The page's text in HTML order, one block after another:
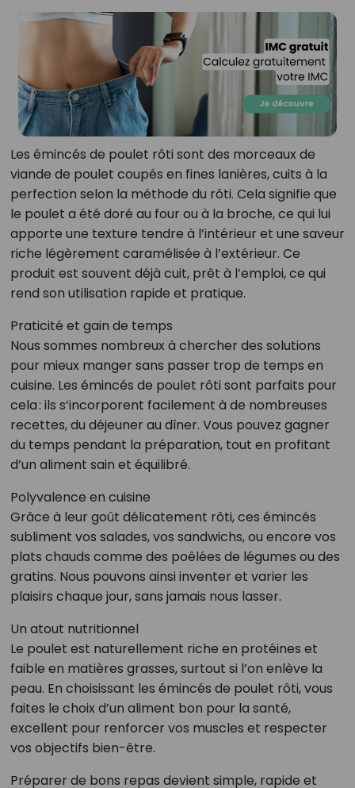
Les émincés de poulet rôti sont des morceaux de
viande de poulet coupés en fines lanières, cuits à la
perfection selon la méthode du rôti. Cela signifie que
le poulet a été doré au four ou à la broche, ce qui lui
apporte une texture tendre à l’intérieur et une saveur
riche légèrement caramélisée à l’extérieur. Ce
produit est souvent déjà cuit, prêt à l’emploi, ce qui
rend son utilisation rapide et pratique.
Praticité et gain de temps
Nous sommes nombreux à chercher des solutions
pour mieux manger sans passer trop de temps en
cuisine. Les émincés de poulet rôti sont parfaits pour
cela : ils s’incorporent facilement à de nombreuses
recettes, du déjeuner au dîner. Vous pouvez gagner
du temps pendant la préparation, tout en profitant
d’un aliment sain et équilibré.
Polyvalence en cuisine
Grâce à leur goût délicatement rôti, ces émincés
subliment vos salades, vos sandwichs, ou encore vos
plats chauds comme des poêlées de légumes ou des
gratins. Nous pouvons ainsi inventer et varier les
plaisirs chaque jour, sans jamais nous lasser.
Un atout nutritionnel
Le poulet est naturellement riche en protéines et
faible en matières grasses, surtout si l’on enlève la
peau. En choisissant les émincés de poulet rôti, vous
faites le choix d’un aliment bon pour la santé,
excellent pour renforcer vos muscles et respecter
vos objectifs bien-être.
Préparer de bons repas devient simple, rapide et